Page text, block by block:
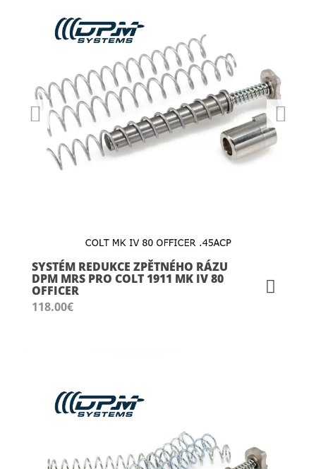
SYSTÉM REDUKCE ZPĚTNÉHO RÁZU
DPM MRS PRO COLT 1911 MK IV 80
OFFICER
118.00€